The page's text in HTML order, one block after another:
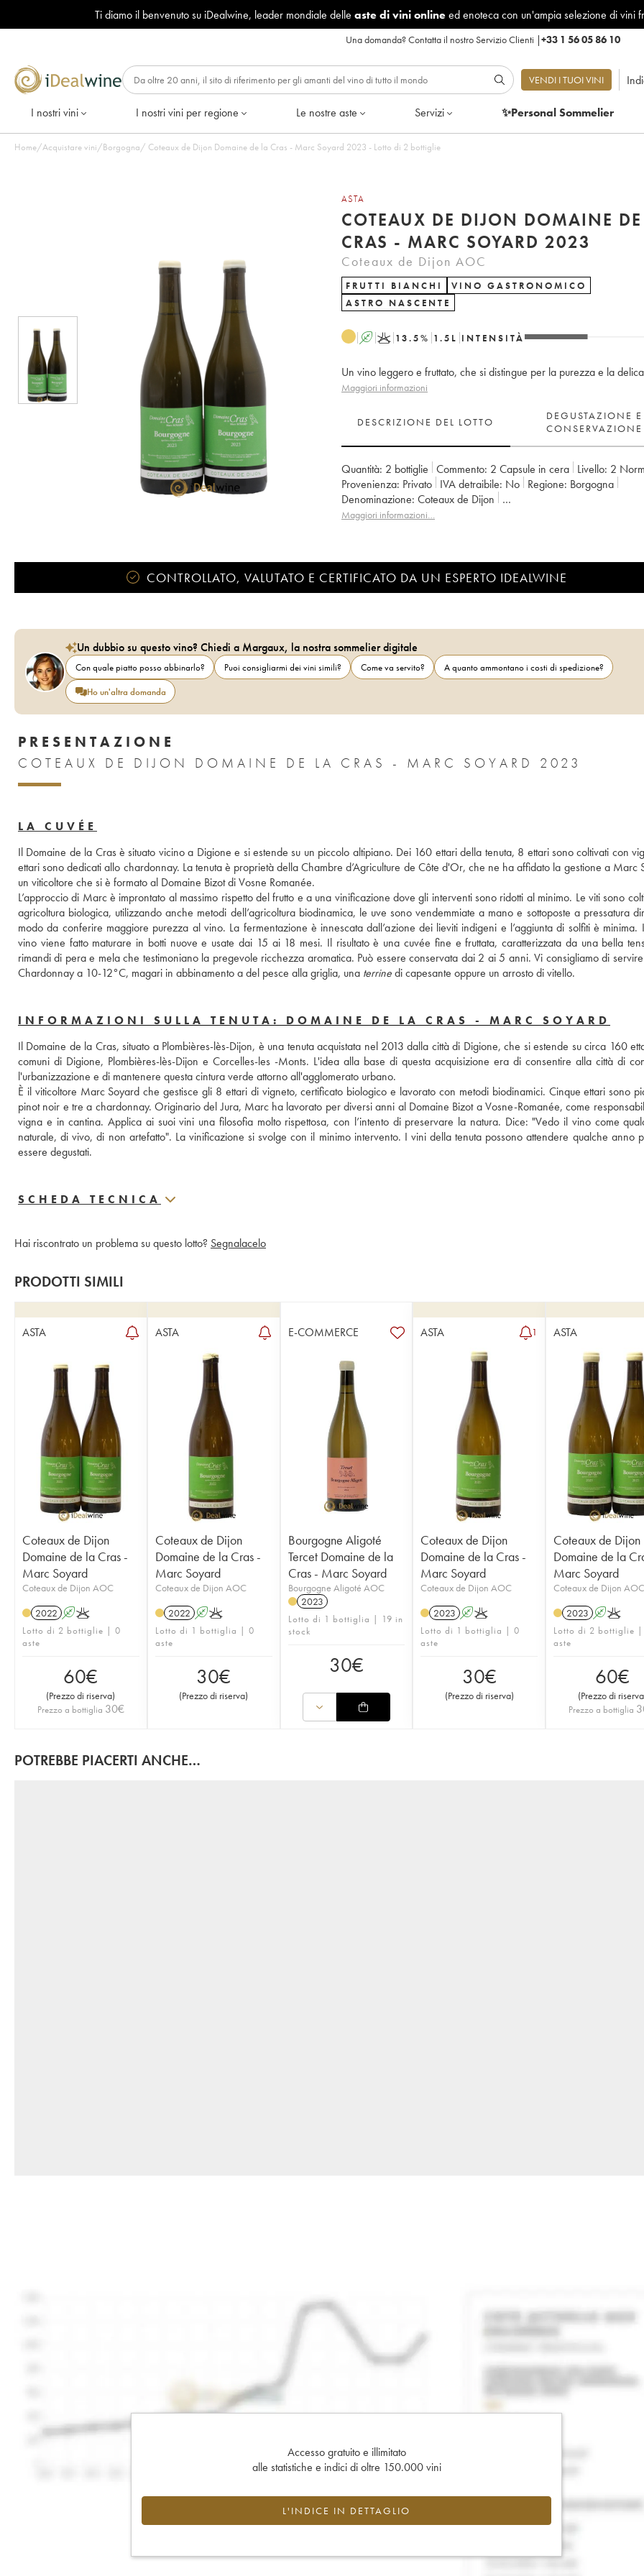
Ti diamo il benvenuto su iDealwine, leader mondiale delle aste di vini onlineed enoteca con un'ampia selezione di vini
Una domanda?Contatta il nostro Servizio Clienti |+33 1 56 05 86 10
VENDI I TUOI VINI
I nostri vini I nostri vini per regione Le nostre aste Servizi ✨Personal Sommelier
Home/Acquistare vini/Borgogna/ Coteaux de Dijon Domaine de la Cras - Marc Soyard 2023 - Lotto di 2 bottiglie
ASTA
COTEAUX DE DIJON DOMAINE
CRAS - MARC SOYARD 2023
Coteaux de Dijon AOC
FRUTTI BIANCHI
VINO GASTRONOMICO
ASTRO NASCENTE
A K 13.5% 1.5 L INTENSITÀ
Un vino leggero e fruttato, che si distingue per la purezza e la
Maggiori informazioni
DESCRIZIONE DEL LOTTO
DEGUSTAZIONE E
CONSERVAZIONE
Quantità: 2 bottiglie Commento: 2 Capsule in cera Livello: 2
Provenienza:
privato IVA detraibile: no Regione:
Borgogna
Denominazione:
Coteaux de Dijon
Proprietario:
Domaine de la Cras - Marc Soyard
Maggiori informazioni…
CONTROLLATO, VALUTATO E CERTIFICATO DA UN ESPERTO IDEALWINE
Un dubbio su questo vino? Chiedi a Margaux, la nostra sommelier digitale
Con quale piatto posso abbinarlo? Puoi consigliarmi dei vini simili? Come va servito?
A quanto ammontano i costi di spedizione?
Ho un'altra domanda
PRESENTAZIONE
COTEAUX DE DIJON DOMAINE DE LA CRAS - MARC SOYARD 2023
LA CUVÉE
Il Domaine de la Cras è situato vicino a Digione e si estende su un piccolo altipiano. Dei 160 ettari della tenuta, 8 ettari sono coltivati con
ettari sono dedicati allo chardonnay. La tenuta è proprietà della Chambre d’Agriculture de Côte d'Or, che ne ha affidato la gestione a Marc
un viticoltore che si è formato al Domaine Bizot di Vosne Romanée.
L’approccio di Marc è improntato al massimo rispetto del frutto e a una vinificazione dove gli interventi sono ridotti al minimo. Le viti sono
agricoltura biologica, utilizzando anche metodi dell’agricoltura biodinamica, le uve sono vendemmiate a mano e sottoposte a pressatura
modo da conferire maggiore purezza al vino. La fermentazione è innescata dall’azione dei lieviti indigeni e l’aggiunta di solfiti è minima.
vino viene fatto maturare in botti nuove e usate dai 15 ai 18 mesi. Il risultato è una cuvée fine e fruttata, caratterizzata da una bella
rimandi di pera e mela che testimoniano la pregevole ricchezza aromatica. Può essere conservata dai 2 ai 5 anni. Vi consigliamo di
Chardonnay a 10-12°C, magari in abbinamento a del pesce alla griglia, una terrine di capesante oppure un arrosto di vitello.
INFORMAZIONI SULLA TENUTA: DOMAINE DE LA CRAS - MARC SOYARD
Il Domaine de la Cras, situato a Plombières-lès-Dijon, è una tenuta acquistata nel 2013 dalla città di Digione, che si estende su circa 160
comuni di Digione, Plombières-lès-Dijon e Corcelles-les -Monts. L'idea alla base di questa acquisizione era di consentire alla città di
l'urbanizzazione e di mantenere questa cintura verde attorno all'agglomerato urbano.
È il viticoltore Marc Soyard che gestisce gli 8 ettari di vigneto, certificato biologico e lavorato con metodi biodinamici. Cinque ettari sono
pinot noir e tre a chardonnay. Originario del Jura, Marc ha lavorato per diversi anni al Domaine Bizot a Vosne-Romanée, come
vigna e in cantina. Applica ai suoi vini una filosofia molto rispettosa, con l’intento di preservare la natura. Dice: "Vedo il vino come
naturale, di vivo, di non artefatto". La vinificazione si svolge con il minimo intervento. I vini della tenuta possono attendere qualche anno
essere degustati.
SCHEDA TECNICA
Hai riscontrato un problema su questo lotto? Segnalacelo
PRODOTTI SIMILI
ASTA
Coteaux de Dijon
Domaine de la Cras -
Marc Soyard
Coteaux de Dijon AOC
2022 AK
Lotto di 2 bottiglie | 0
aste
60€
(Prezzo di riserva)
Prezzo a bottiglia 30€
ASTA
Coteaux de Dijon
Domaine de la Cras -
Marc Soyard
Coteaux de Dijon AOC
2022 AK
Lotto di 1 bottiglia | 0
aste
30€
(Prezzo di riserva)
E-COMMERCE
Bourgogne Aligoté
Tercet Domaine de la
Cras - Marc Soyard
Bourgogne Aligoté AOC
2023
Lotto di 1 bottiglia | 19 in
stock
30€
ASTA 1
Coteaux de Dijon
Domaine de la Cras -
Marc Soyard
Coteaux de Dijon AOC
2023 AK
Lotto di 1 bottiglia | 0
aste
30€
(Prezzo di riserva)
ASTA
Coteaux de Dijon
Domaine de la
Marc Soyard
Coteaux de Dijon AOC
2023 AK
Lotto di 2 bottiglie
aste
60€
(Prezzo di riserva
Prezzo a bottiglia
POTREBBE PIACERTI ANCHE…
Accesso gratuito e illimitato
alle statistiche e indici di oltre 150.000 vini
L'INDICE IN DETTAGLIO